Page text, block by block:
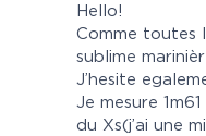
Hello!
Comme toutes
sublime
J’hesite
Je mesure
du Xs(j’ai une